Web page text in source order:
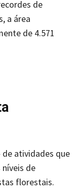
de
a área
de 4.571
atividades que
de
florestais.